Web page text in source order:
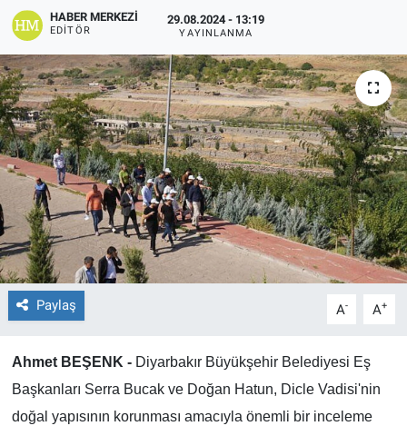
HABER MERKEZI
EDITÖR
29.08.2024 - 13:19
YAYINLANMA
Paylaş A- A+
Ahmet BEŞENK -Diyarbakır Büyükşehir Belediyesi Eş
Başkanları Serra Bucak ve Doğan Hatun, Dicle Vadisi'nin
doğal yapısının korunması amacıyla önemli bir inceleme
KÜLTÜR SANAT
EĞİTİM
ÖZEL HABER
POLİTİKA
SAĞLIK
SPOR
TEKNOLOJİ
Haber Arşivi